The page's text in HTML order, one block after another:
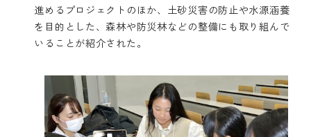
進めるプロジェクトのほか、土砂災害の防止や水源涵養
を目的とした、森林や防災林などの整備にも取り組んで
いることが紹介された。